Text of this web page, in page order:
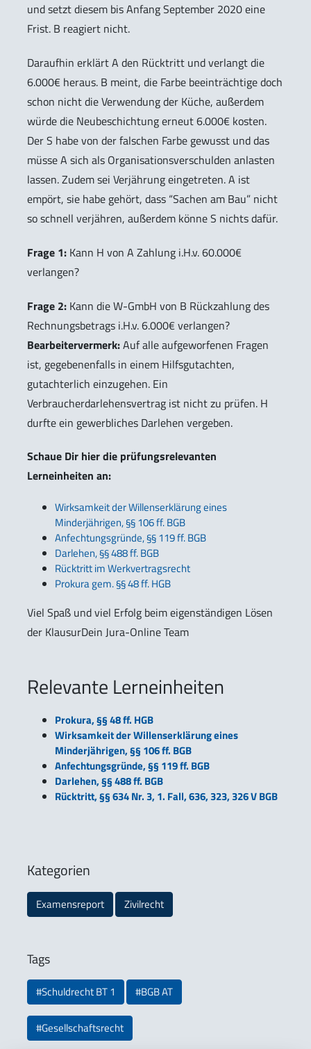
und setzt diesem bis Anfang September 2020 eine
Frist. B reagiert nicht.
Daraufhin erklärt A den Rücktritt und verlangt die
6.000€ heraus. B meint, die Farbe beeinträchtige doch
schon nicht die Verwendung der Küche, außerdem
würde die Neubeschichtung erneut 6.000€ kosten.
Der S habe von der falschen Farbe gewusst und das
müsse A sich als Organisationsverschulden anlasten
lassen. Zudem sei Verjährung eingetreten. A ist
empört, sie habe gehört, dass “Sachen am Bau” nicht
so schnell verjähren, außerdem könne S nichts dafür.
Frage 1: Kann H von A Zahlung i.H.v. 60.000€
verlangen?
Frage 2: Kann die W-GmbH von B Rückzahlung des
Rechnungsbetrags i.H.v. 6.000€ verlangen?
Bearbeitervermerk:Auf alle aufgeworfenen Fragen
ist, gegebenenfalls in einem Hilfsgutachten,
gutachterlich einzugehen. Ein
Verbraucherdarlehensvertrag ist nicht zu prüfen. H
durfte ein gewerbliches Darlehen vergeben.
Schaue Dir hier die prüfungsrelevanten
Lerneinheiten an:
Wirksamkeit der Willenserklärung eines
Minderjährigen, §§ 106 ff. BGB
Anfechtungsgründe, §§ 119 ff. BGB
Darlehen, §§ 488 ff. BGB
Rücktritt im Werkvertragsrecht
Prokura gem. §§ 48 ff. HGB
Viel Spaß und viel Erfolg beim eigenständigen Lösen
der KlausurDein Jura-Online Team
Relevante Lerneinheiten
Prokura, §§ 48 ff. HGB
Wirksamkeit der Willenserklärung eines
Minderjährigen, §§ 106 ff. BGB
Anfechtungsgründe, §§ 119 ff. BGB
Darlehen, §§ 488 ff. BGB
Rücktritt, §§ 634 Nr. 3, 1. Fall, 636, 323, 326 V BGB
Kategorien
Examensreport Zivilrecht
Tags
#Schuldrecht BT 1 #BGB AT
#Gesellschaftsrecht